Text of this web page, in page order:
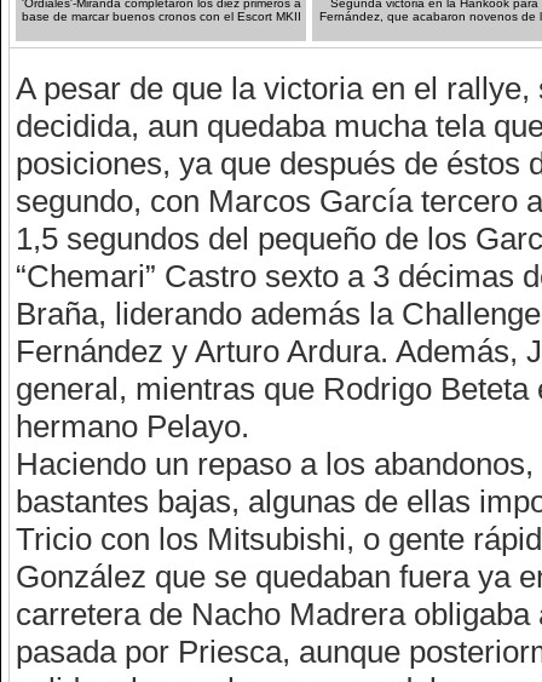
'Ordiales'-Miranda completaron los diez primeros a
base de marcar buenos cronos con el Escort MKII
Segunda victoria en la Hankook para
Fernández, que acabaron novenos de
A pesar de que la victoria en el
decidida, aun quedaba mucha tela
posiciones, ya que después de
segundo, con Marcos García tercero
1,5 segundos del pequeño de los
“Chemari” Castro sexto a 3 décimas
Braña, liderando además la
Fernández y Arturo Ardura. Además,
general, mientras que Rodrigo
hermano Pelayo.
Haciendo un repaso a los
bastantes bajas, algunas de ellas
Tricio con los Mitsubishi, o gente
González que se quedaban fuera ya
carretera de Nacho Madrera
pasada por Priesca, aunque